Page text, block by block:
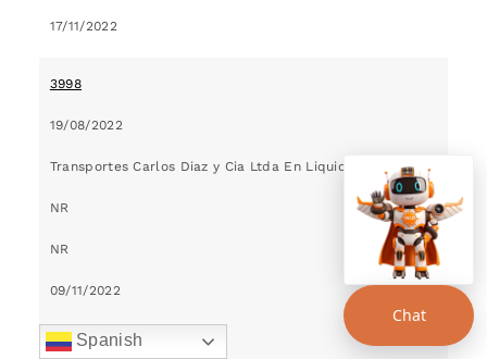
17/11/2022
3998
19/08/2022
Transportes Carlos Diaz y Cia Ltda En Liquidacion
NR
NR
09/11/2022
16/11/2022
Spanish
Chat